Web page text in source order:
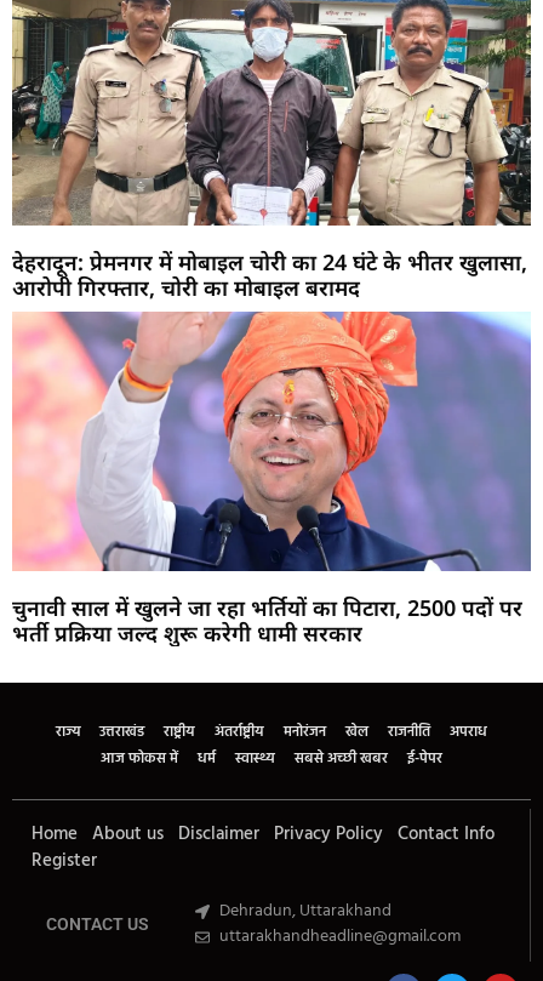
देहरादून: प्रेमनगर में मोबाइल चोरी का 24 घंटे के भीतर खुलासा,
आरोपी गिरफ्तार, चोरी का मोबाइल बरामद
चुनावी साल में खुलने जा रहा भर्तियों का पिटारा, 2500 पदों पर
भर्ती प्रक्रिया जल्द शुरू करेगी धामी सरकार
राज्य उत्तराखंड राष्ट्रीय अंतर्राष्ट्रीय मनोरंजन खेल राजनीति
अपराध
आज फोकस में
धर्म स्वास्थ्य सबसे अच्छी खबर ई-पेपर
Home About us Disclaimer Privacy Policy Contact Info
Register
CONTACT US
Dehradun, Uttarakhand
uttarakhandheadline@gmail.com